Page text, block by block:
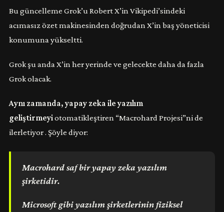
Bu güncelleme Grok’u Robert X’in Vikipedi’sindeki
acımasız özet makinesinden doğrudan X’in baş yöneticisi
konumuna yükseltti.
Grok şu anda X’in her yerinde ve gelecekte daha da fazla
Grok olacak.
Aynı zamanda, yapay zeka ile yazılım
geliştirmeyiotomatikleştiren “Macrohard Projesi”ni de
ilerletiyor . Şöyle diyor:
Macrohard saf bir yapay zeka yazılım
şirketidir.
Microsoft gibi yazılım şirketlerinin fiziksel